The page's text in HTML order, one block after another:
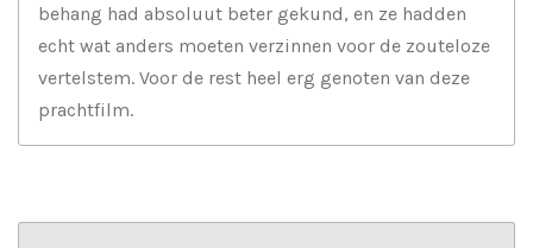
behang had absoluut beter gekund, en ze hadden
echt wat anders moeten verzinnen voor de zouteloze
vertelstem. Voor de rest heel erg genoten van deze
prachtfilm.